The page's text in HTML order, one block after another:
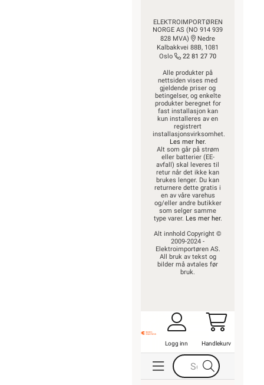
ELEKTROIMPORTØREN
NORGE AS (NO 914 939
828 MVA)
Nedre
Kalbakkvei 88B, 1081
Oslo
22 81 27 70
Alle produkter på
nettsiden vises med
gjeldende priser og
betingelser, og enkelte
produkter beregnet for
fast installasjon kan
kun installeres av en
registrert
installasjonsvirksomhet.
Les mer her.
Alt som går på strøm
eller batterier (EE-
avfall) skal leveres til
retur når det ikke kan
brukes lenger. Du kan
returnere dette gratis i
en av våre varehus
og/eller andre butikker
som selger samme
type varer. Les mer her.
Alt innhold Copyright ©
2009-2024 -
Elektroimportøren AS.
All bruk av tekst og
bilder må avtales før
bruk.
Logg inn Handlekurv